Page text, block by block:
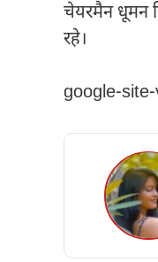
चेयरमैन धूमन
रहे।
google-